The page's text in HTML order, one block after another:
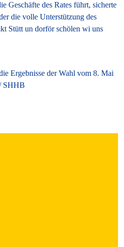
Geschäfte des Rates führt, sicherte
die volle Unterstützung des
Stütt un dorför schölen wi uns
Ergebnisse der Wahl vom 8. Mai
SHHB